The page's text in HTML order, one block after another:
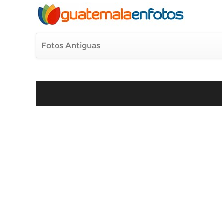
Fotos Antiguas